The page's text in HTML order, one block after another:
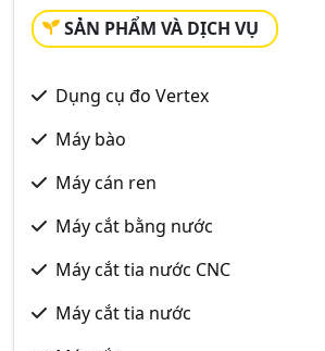
SẢN PHẨM VÀ DỊCH VỤ
Dụng cụ đo Vertex
Máy bào
Máy cán ren
Máy cắt bằng nước
Máy cắt tia nước CNC
Máy cắt tia nước